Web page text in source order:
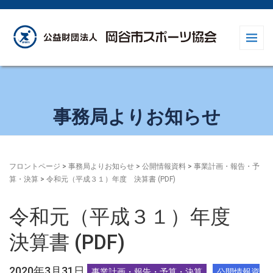
事務局よりお知らせ
フロントページ > 事務局よりお知らせ > 公開情報資料 > 事業計画・報告・予
算・決算 > 令和元（平成３１）年度 決算書 (PDF)
令和元（平成３１）年度
決算書 (PDF)